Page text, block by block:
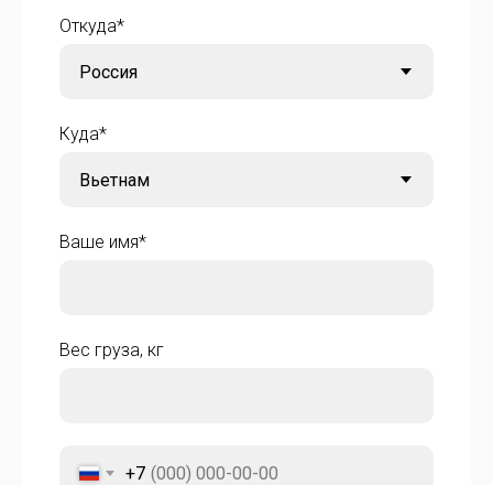
Откуда*
Куда*
Ваше имя*
Вес груза, кг
+7